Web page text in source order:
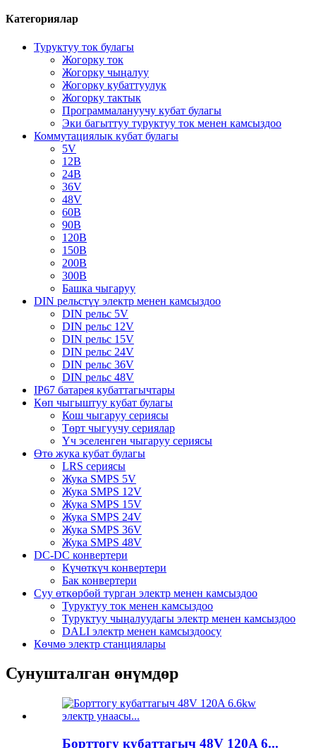
Категориялар
Туруктуу ток булагы
Жогорку ток
Жогорку чыңалуу
Жогорку кубаттуулук
Жогорку тактык
Программалануучу кубат булагы
Эки багыттуу туруктуу ток менен камсыздоо
Коммутациялык кубат булагы
5V
12В
24В
36V
48V
60В
90В
120В
150В
200В
300В
Башка чыгаруу
DIN рельстүү электр менен камсыздоо
DIN рельс 5V
DIN рельс 12V
DIN рельс 15V
DIN рельс 24V
DIN рельс 36V
DIN рельс 48V
IP67 батарея кубаттагычтары
Көп чыгыштуу кубат булагы
Кош чыгаруу сериясы
Төрт чыгуучу сериялар
Үч эселенген чыгаруу сериясы
Өтө жука кубат булагы
LRS сериясы
Жука SMPS 5V
Жука SMPS 12V
Жука SMPS 15V
Жука SMPS 24V
Жука SMPS 36V
Жука SMPS 48V
DC-DC конвертери
Күчөткүч конвертери
Бак конвертери
Суу өткөрбөй турган электр менен камсыздоо
Туруктуу ток менен камсыздоо
Туруктуу чыңалуудагы электр менен камсыздоо
DALI электр менен камсыздоосу
Көчмө электр станциялары
Сунушталган өнүмдөр
Борттогу кубаттагыч 48V 120A 6...